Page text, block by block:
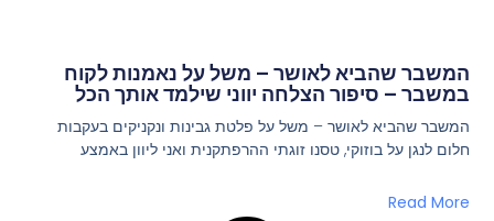
המשבר שהביא לאושר – משל על נאמנות לקוח
במשבר – סיפור הצלחה יווני שילמד אותך הכל
המשבר שהביא לאושר – משל על פלטת גבינות ונקניקים בעקבות
חלום לנגן על בוזוקי, טסנו זוגתי ההרפתקנית ואני ליוון באמצע
Read More